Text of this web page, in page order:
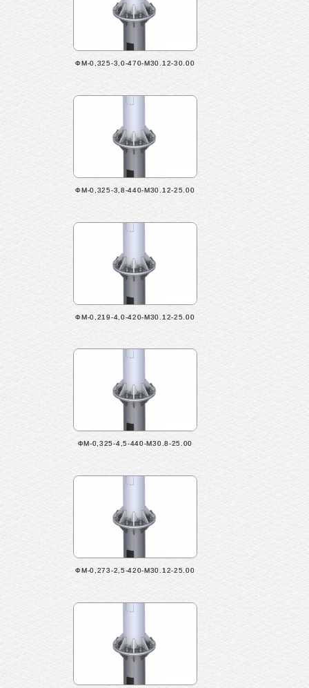
ФМ-0,325-3,0-470-М30.12-30.00
ФМ-0,325-3,8-440-М30.12-25.00
ФМ-0,219-4,0-420-М30.12-25.00
ФМ-0,325-4,5-440-М30.8-25.00
ФМ-0,273-2,5-420-М30.12-25.00